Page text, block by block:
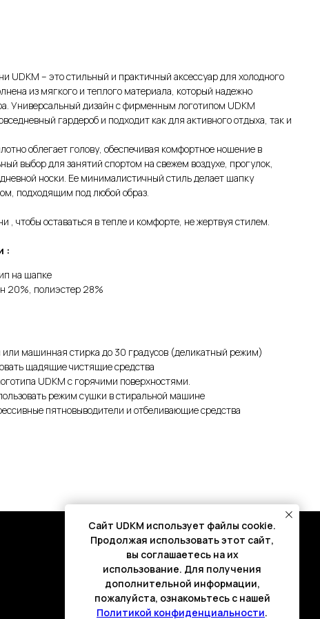
UDKM – это стильный и практичный аксессуар для холодного
из мягкого и теплого материала, который надежно
Универсальный дизайн с фирменным логотипом UDKM
гардероб и подходит как для активного отдыха, так и
облегает голову, обеспечивая комфортное ношение в
выбор для занятий спортом на свежем воздухе, прогулок,
носки. Ее минималистичный стиль делает шапку
подходящим под любой образ.
, чтобы оставаться в тепле и комфорте, не жертвуя стилем.
:
на шапке
20%, полиэстер 28%
или машинная стирка до 30 градусов (деликатный режим)
щадящие чистящие средства
UDKM с горячими поверхностями.
режим сушки в стиральной машине
пятновыводители и отбеливающие средства
Cайт UDKM использует файлы cookie.
Продолжая использовать этот сайт,
вы соглашаетесь на их
использование. Для получения
дополнительной информации,
пожалуйста, ознакомьтесь с нашей
Политикой конфиденциальности.